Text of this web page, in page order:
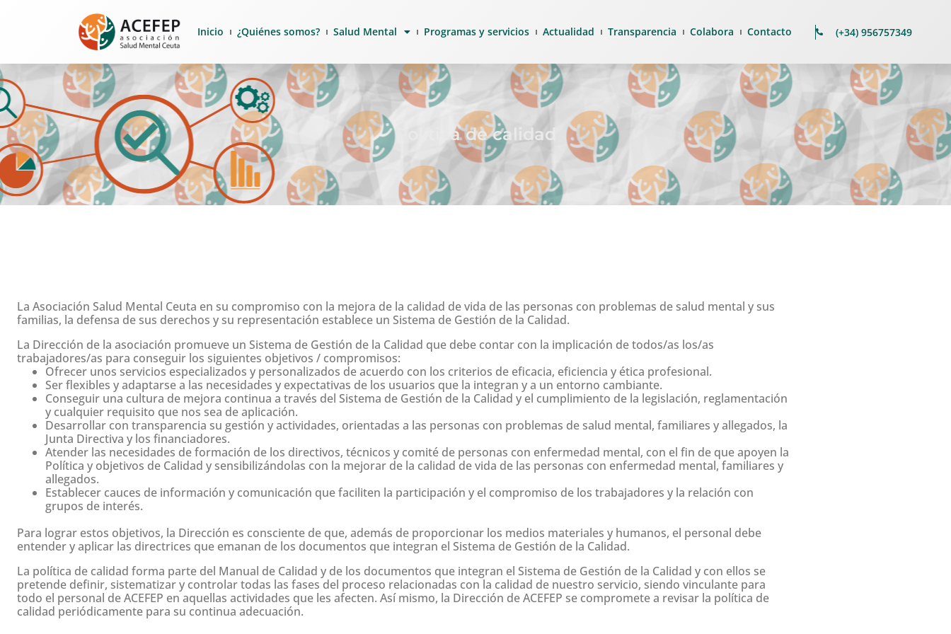
Inicio ¿Quiénes somos? Salud Mental Programas y servicios Actualidad Transparencia Colabora Contacto (+34) 956757349
Política de calidad
La Asociación Salud Mental Ceuta en su compromiso con la mejora de la calidad de vida de las personas con problemas de salud mental y sus
familias, la defensa de sus derechos y su representación establece un Sistema de Gestión de la Calidad.
La Dirección de la asociación promueve un Sistema de Gestión de la Calidad que debe contar con la implicación de todos/as los/as
trabajadores/as para conseguir los siguientes objetivos / compromisos:
Ofrecer unos servicios especializados y personalizados de acuerdo con los criterios de eficacia, eficiencia y ética profesional.
Ser flexibles y adaptarse a las necesidades y expectativas de los usuarios que la integran y a un entorno cambiante.
Conseguir una cultura de mejora continua a través del Sistema de Gestión de la Calidad y el cumplimiento de la legislación, reglamentación
y cualquier requisito que nos sea de aplicación.
Desarrollar con transparencia su gestión y actividades, orientadas a las personas con problemas de salud mental, familiares y allegados, la
Junta Directiva y los financiadores.
Atender las necesidades de formación de los directivos, técnicos y comité de personas con enfermedad mental, con el fin de que apoyen la
Política y objetivos de Calidad y sensibilizándolas con la mejorar de la calidad de vida de las personas con enfermedad mental, familiares y
allegados.
Establecer cauces de información y comunicación que faciliten la participación y el compromiso de los trabajadores y la relación con
grupos de interés.
Para lograr estos objetivos, la Dirección es consciente de que, además de proporcionar los medios materiales y humanos, el personal debe
entender y aplicar las directrices que emanan de los documentos que integran el Sistema de Gestión de la Calidad.
La política de calidad forma parte del Manual de Calidad y de los documentos que integran el Sistema de Gestión de la Calidad y con ellos se
pretende definir, sistematizar y controlar todas las fases del proceso relacionadas con la calidad de nuestro servicio, siendo vinculante para
todo el personal de ACEFEP en aquellas actividades que les afecten. Así mismo, la Dirección de ACEFEP se compromete a revisar la política de
calidad periódicamente para su continua adecuación.